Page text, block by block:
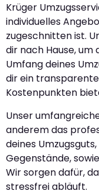
Krüger
individuelles
zugeschnitten ist.
dir nach Hause, um
Umfang deines
dir ein
Kostenpunkten
Unser
anderem das
deines
Gegenstände,
Wir sorgen dafür,
stressfrei abläuft.